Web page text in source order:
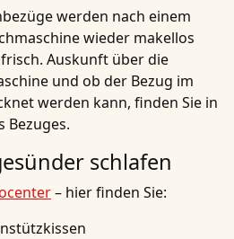
werden nach einem
wieder makellos
Auskunft über die
und ob der Bezug im
werden kann, finden Sie in
Bezuges.
schlafen
– hier finden Sie: